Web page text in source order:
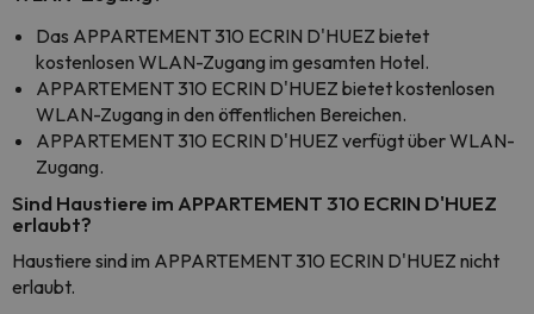
Das APPARTEMENT 310 ECRIN D'HUEZ bietet
kostenlosen WLAN-Zugang im gesamten Hotel.
APPARTEMENT 310 ECRIN D'HUEZ bietet kostenlosen
WLAN-Zugang in den öffentlichen Bereichen.
APPARTEMENT 310 ECRIN D'HUEZ verfügt über WLAN-
Zugang.
Sind Haustiere im APPARTEMENT 310 ECRIN D'HUEZ
erlaubt?
Haustiere sind im APPARTEMENT 310 ECRIN D'HUEZ nicht
erlaubt.